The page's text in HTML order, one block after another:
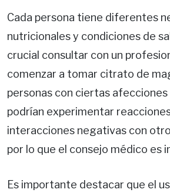
Cada persona tiene diferentes
nutricionales y condiciones de
crucial consultar con un
comenzar a tomar citrato de
personas con ciertas afecciones
podrían experimentar
interacciones negativas con
por lo que el consejo médico es
Es importante destacar que el